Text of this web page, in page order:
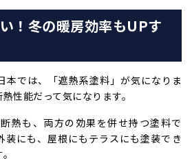
！冬の暖房効率もUPす
本では、「遮熱系塗料」が気になりま
性能だって気になります。
熱も、両方の効果を併せ持つ塗料で
装にも、屋根にもテラスにも塗装でき